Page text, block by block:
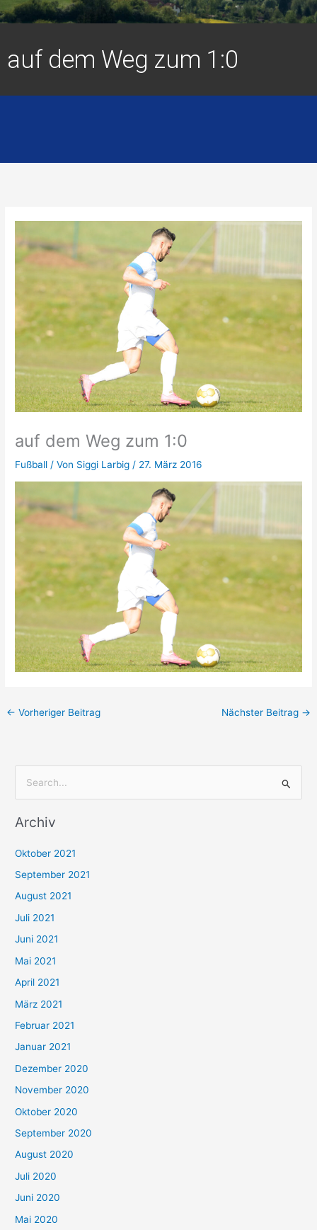
auf dem Weg zum 1:0
auf dem Weg zum 1:0
Fußball / Von Siggi Larbig / 27. März 2016
← Vorheriger Beitrag Nächster Beitrag →
c
n
n
a
c
h
:
Archiv
Oktober 2021
September 2021
August 2021
Juli 2021
Juni 2021
Mai 2021
April 2021
März 2021
Februar 2021
Januar 2021
Dezember 2020
November 2020
Oktober 2020
September 2020
August 2020
Juli 2020
Juni 2020
Mai 2020